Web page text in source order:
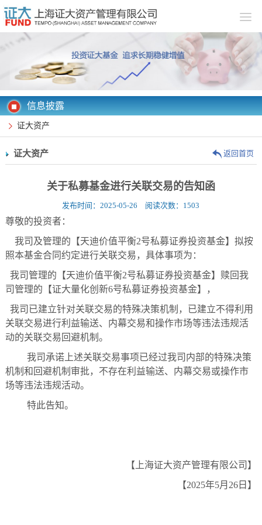
信息披露
证大资产
证大资产 返回首页
关于私募基金进行关联交易的告知函
发布时间：2025-05-26 阅读次数：1503
尊敬的投资者：
我司及管理的【天迪价值平衡2号私募证券投资基金】拟按
照本基金合同约定进行关联交易，具体事项为：
我司管理的【天迪价值平衡2号私募证券投资基金】赎回我
司管理的【证大量化创新6号私募证券投资基金】，
我司已建立针对关联交易的特殊决策机制，已建立不得利用
关联交易进行利益输送、内幕交易和操作市场等违法违规活
动的关联交易回避机制。
我司承诺上述关联交易事项已经过我司内部的特殊决策
机制和回避机制审批，不存在利益输送、内幕交易或操作市
场等违法违规活动。
特此告知。
【上海证大资产管理有限公司】
【2025年5月 26 日】